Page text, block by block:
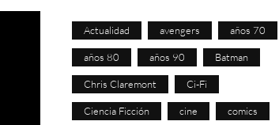
Actualidad avengers años 70
años 80 años 90 Batman
Chris Claremont Ci-Fi
Ciencia Ficción cine comics